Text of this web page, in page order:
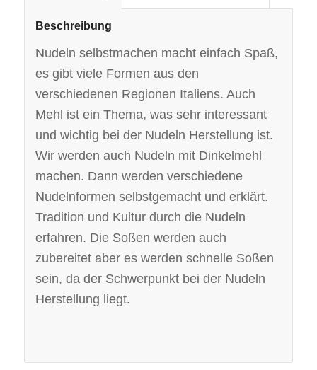
Beschreibung
Nudeln selbstmachen macht einfach Spaß,
es gibt viele Formen aus den
verschiedenen Regionen Italiens. Auch
Mehl ist ein Thema, was sehr interessant
und wichtig bei der Nudeln Herstellung ist.
Wir werden auch Nudeln mit Dinkelmehl
machen. Dann werden verschiedene
Nudelnformen selbstgemacht und erklärt.
Tradition und Kultur durch die Nudeln
erfahren. Die Soßen werden auch
zubereitet aber es werden schnelle Soßen
sein, da der Schwerpunkt bei der Nudeln
Herstellung liegt.